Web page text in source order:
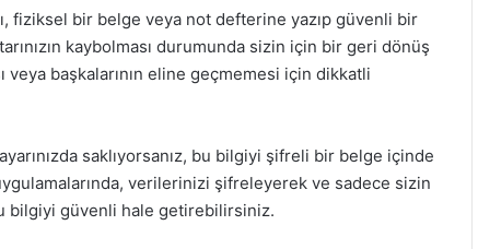
fiziksel bir belge veya not defterine yazıp güvenli bir
kaybolması durumunda sizin için bir geri dönüş
veya başkalarının eline geçmemesi için dikkatli
saklıyorsanız, bu bilgiyi şifreli bir belge içinde
verilerinizi şifreleyerek ve sadece sizin
bilgiyi güvenli hale getirebilirsiniz.